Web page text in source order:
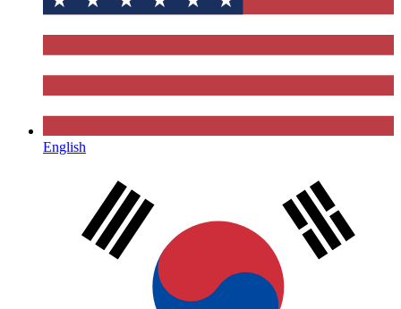
English